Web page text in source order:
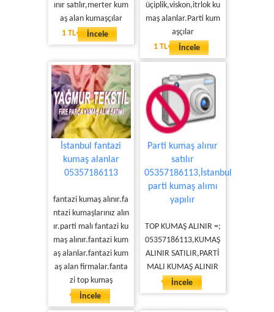
ınır satılır,merter kum
aş alan kumaşçılar
1 TL
İncele
üçiplik,viskon,itrlok ku
maş alanlar.Parti kum
aşçılar
1 TL
İncele
İstanbul fantazi
kumaş alanlar
05357186113
fantazi kumaş alınır.fa
ntazi kumaşlarınız alın
ır.parti malı fantazi ku
maş alınır.fantazi kum
aş alanlar.fantazi kum
aş alan firmalar.fanta
zi top kumaş
İncele
Parti kumaş alınır
satılır
05357186113,İstanbul
parti kumaş alımı
yapılır
TOP KUMAŞ ALINIR =;
05357186113,KUMAŞ
ALINIR SATILIR,PARTİ
MALI KUMAŞ ALINIR
İncele